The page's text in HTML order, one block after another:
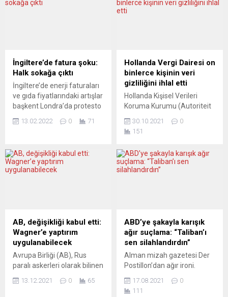
İngiltere’de fatura şoku:
Halk sokağa çıktı
İngiltere’de enerji faturaları
ve gıda fiyatlarındaki artışlar
başkent Londra’da protesto
Meydanı’nda bir araya gelen
burada yapılan
konuşmaların ardından
destekleri arttırın, fiyatları
değil” yazılı pankartlar
taşıyan göstericiler,
Başbakan Boris Johnson’a
istifa...
13.02.2022 0 71
Hollanda Vergi Dairesi on
binlerce kişinin veri
gizliliğini ihlal etti
Hollanda Kişisel Verileri
Koruma Kurumu (Autoriteit
Hollanda Vergi Dairesi’nin
kara listeye aldığı on
güvenliğini ihlal ettiğini
bildirdi. Kurumun
kişinin veri gizliliğini 7 yıl
boyunca ihlal ettiği belirtildi.
Açıklamada, bu durumun
30.10.2021
0
151
AB, değişikliği kabul etti:
Wagner’e yaptırım
uygulanabilecek
Avrupa Birliği (AB), Rus
paralı askerleri olarak bilinen
beklenen yaptırım kararı
13.12.2021 0 65
ABD’ye şakayla karışık
ağır suçlama: “Taliban’ı
sen silahlandırdın”
Alman mizah gazetesi Der
Postillon’dan ağır ironi.
dolaylı suçlandığı ironik
17.08.2021
0
111